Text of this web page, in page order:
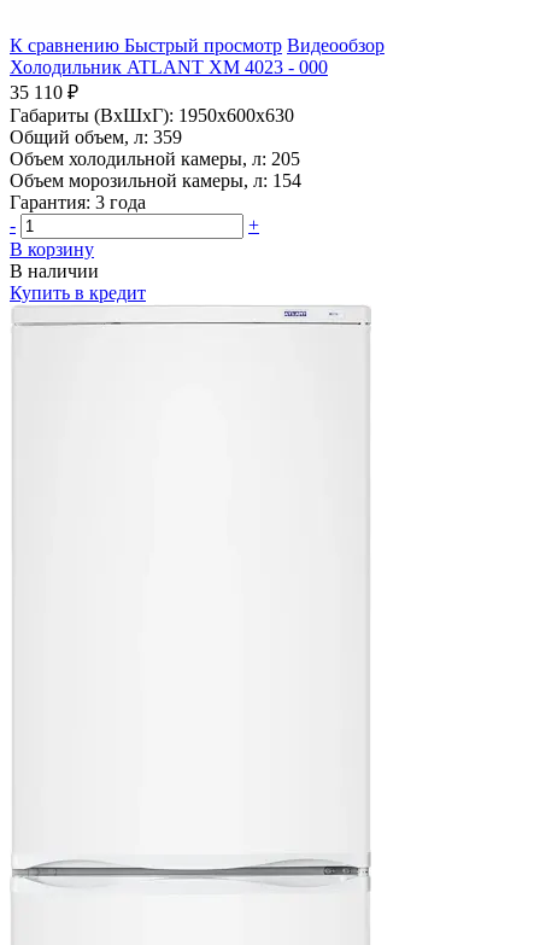
К сравнению Быстрый просмотр Видеообзор
Холодильник ATLANT ХМ 4023 - 000
35 110 ₽
Габариты (ВхШхГ): 1950x600x630
Общий объем, л: 359
Объем холодильной камеры, л: 205
Объем морозильной камеры, л: 154
Гарантия: 3 года
-
+
В корзину
В наличии
Купить в кредит